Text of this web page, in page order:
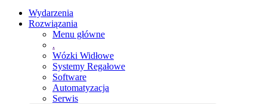
Wydarzenia
Rozwiązania
Menu główne
.
Wózki Widłowe
Systemy Regałowe
Software
Automatyzacja
Serwis